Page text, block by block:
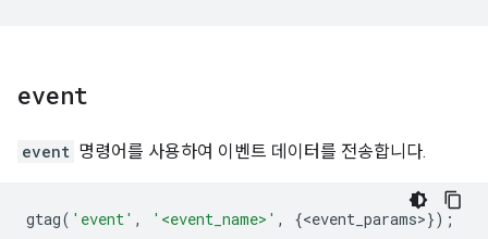
event
event 명령어를 사용하여 이벤트 데이터를 전송합니다.
gtag( 'event' , '<event_name>' , {<event_params>});